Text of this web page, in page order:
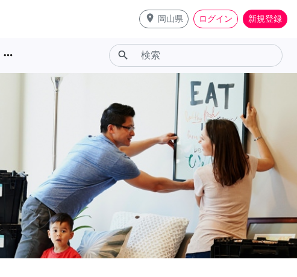
place 岡山県 ログイン 新規登録
more_horiz search